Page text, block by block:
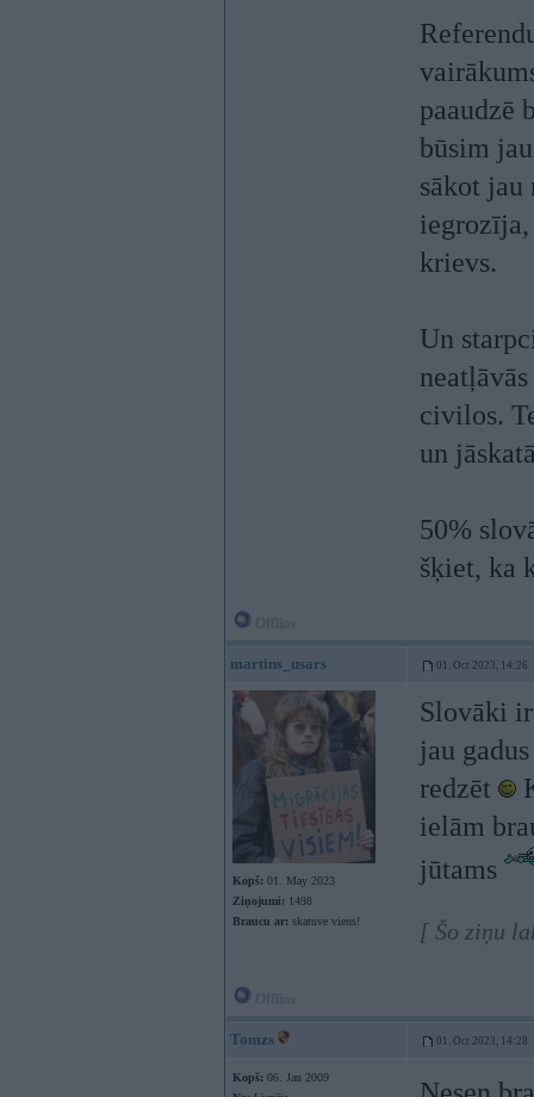
paaudzē
būsim
sākot jau
iegrozīja,
krievs.
Un
civilos.
un
50%
šķiet, ka
martins_usars 01. Oct 2023, 14:26
Kopš: 01. May 2023
Ziņojumi: 1498
Braucu ar: skatuve viens!
Slovāki
jau
redzēt
ielām
jūtams
[ Šo ziņu
Tomzs 01. Oct 2023, 14:28
Kopš: 06. Jan 2009